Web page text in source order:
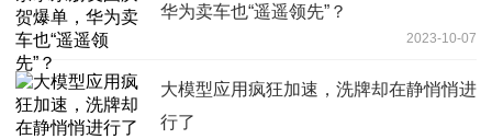
华为卖车也“遥遥领先”？
2023-10-07
大模型应用疯狂加速，洗牌却在静悄悄进
行了